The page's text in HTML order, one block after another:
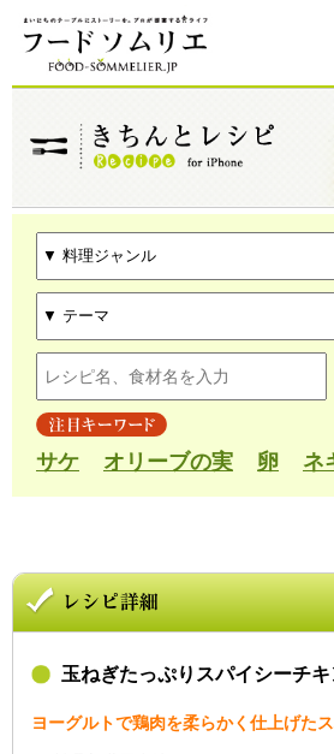
サケ オリーブの実 卵 ネ
玉ねぎたっぷりスパイシーチ
ヨーグルトで鶏肉を柔らかく仕上げた